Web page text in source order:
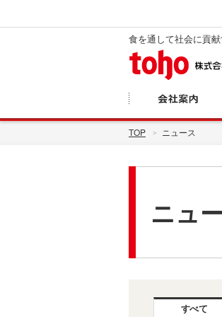
食を通して社会に貢
TOP ニュース
ニュ
すべて